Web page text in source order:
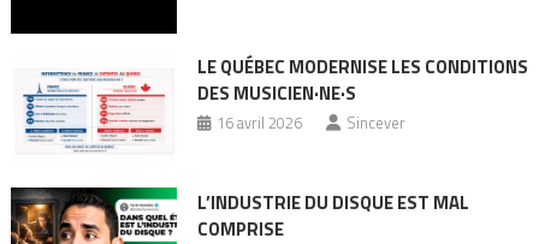
LE QUÉBEC MODERNISE LES CONDITIONS
DES MUSICIEN·NE·S
16 avril 2026 Sincever
L’INDUSTRIE DU DISQUE EST MAL
COMPRISE